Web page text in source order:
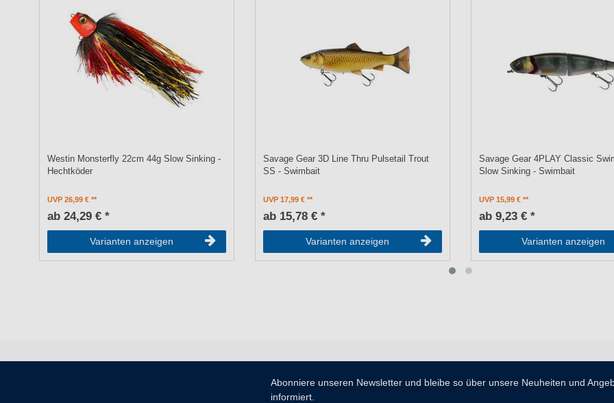
Westin Monsterfly 22cm 44g Slow Sinking -
Hechtköder
UVP 26,99 €
ab 24,29 € *
Varianten anzeigen
Savage Gear 3D Line Thru Pulsetail Trout
SS - Swimbait
UVP 17,99 €
ab 15,78 € *
Varianten anzeigen
Savage Gear 4PLAY Classic
Slow Sinking - Swimbait
UVP 15,99 €
ab 9,23 € *
Varianten anzeigen
Abonniere unseren Newsletter und bleibe so über unsere Neuheiten und
informiert.